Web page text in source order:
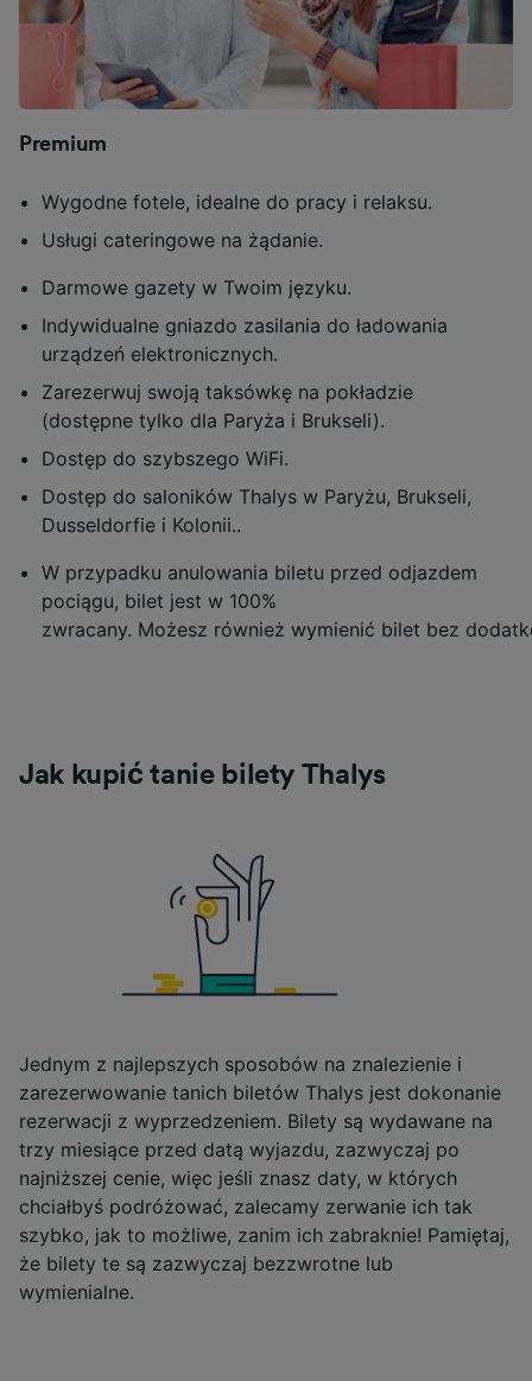
Premium
Wygodne fotele, idealne do pracy i relaksu.
Usługi cateringowe na żądanie.
Darmowe gazety w Twoim języku.
Indywidualne gniazdo zasilania do ładowania
urządzeń elektronicznych.
Zarezerwuj swoją taksówkę na pokładzie
(dostępne tylko dla Paryża i Brukseli).
Dostęp do szybszego WiFi.
Dostęp do saloników Thalys w Paryżu, Brukseli,
Dusseldorfie i Kolonii..
W przypadku anulowania biletu przed odjazdem
pociągu, bilet jest w 100%
zwracany. Możesz również wymienić bilet bez
Jak kupić tanie bilety Thalys
Jednym z najlepszych sposobów na znalezienie i
zarezerwowanie tanich biletów Thalys jest dokonanie
rezerwacji z wyprzedzeniem. Bilety są wydawane na
trzy miesiące przed datą wyjazdu, zazwyczaj po
najniższej cenie, więc jeśli znasz daty, w których
chciałbyś podróżować, zalecamy zerwanie ich tak
szybko, jak to możliwe, zanim ich zabraknie! Pamiętaj,
że bilety te są zazwyczaj bezzwrotne lub
wymienialne.